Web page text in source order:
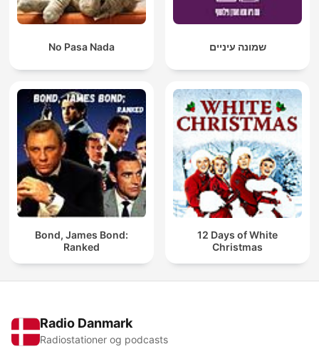
No Pasa Nada שמונה עיניים
Bond, James Bond:
Ranked
12 Days of White
Christmas
Radio Danmark
Radiostationer og podcasts